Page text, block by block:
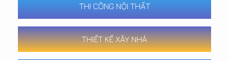
THI CÔNG NỘI THẤT
THIẾT KẾ XÂY NHÀ